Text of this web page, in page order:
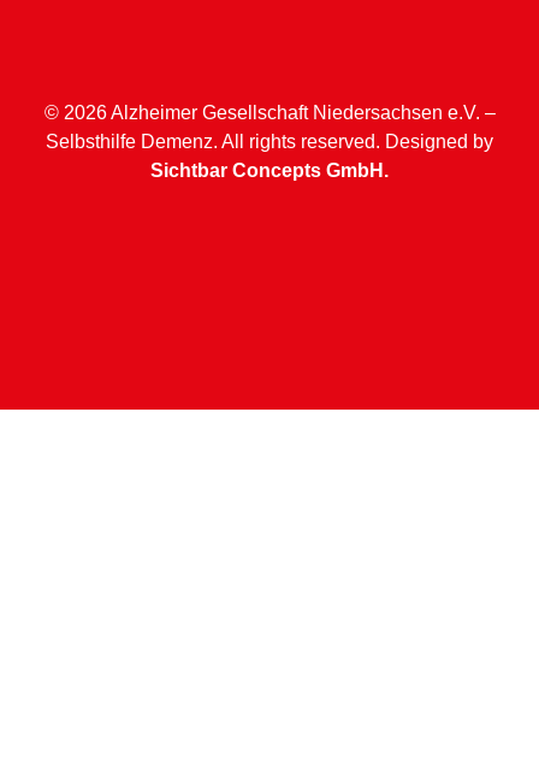
© 2026 Alzheimer Gesellschaft Niedersachsen e.V. –
Selbsthilfe Demenz. All rights reserved. Designed by
Sichtbar Concepts GmbH.